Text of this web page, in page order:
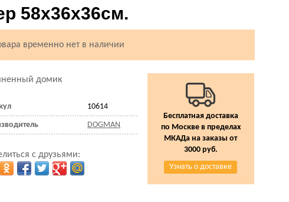
58х36х36см.
временно нет в наличии
домик
10614
DOGMAN
с друзьями:
Бесплатная доставка
по Москве в пределах
МКАДа на заказы от
3000 руб.
Узнать о доставке